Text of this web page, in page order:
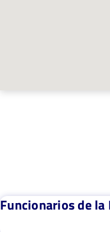
Funcionarios de la